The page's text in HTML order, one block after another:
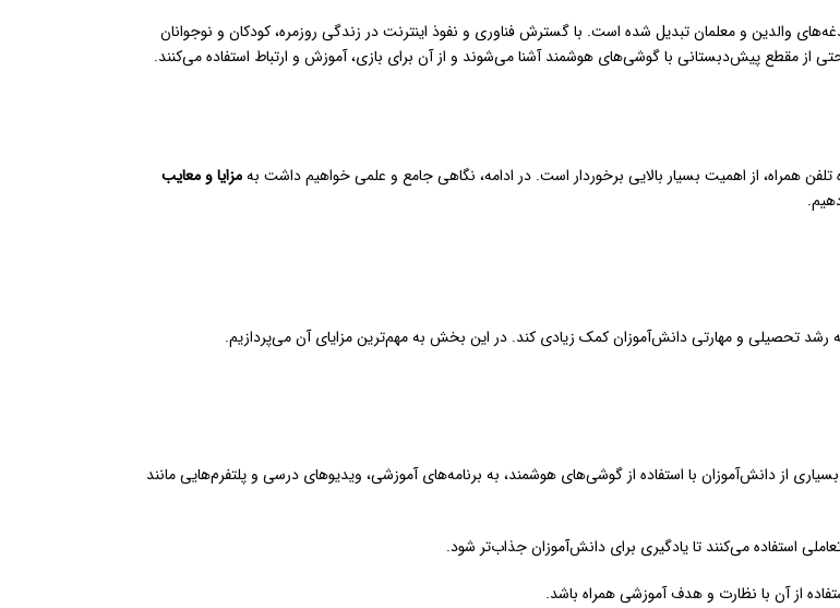
والدین و معلمان تبدیل شده است. با گسترش فناوری و نفوذ اینترنت در زندگی روزمره، کودکان و نوجوانان
از مقطع پیش‌دبستانی با گوشی‌های هوشمند آشنا می‌شوند و از آن برای بازی، آموزش و ارتباط استفاده می‌کنند.
همراه، از اهمیت بسیار بالایی برخوردار است. در ادامه، نگاهی جامع و علمی خواهیم داشت بهمزایا و معایب
رشد تحصیلی و مهارتی دانش‌آموزان کمک زیادی کند. در این بخش به مهم‌ترین مزایای آن می‌پردازیم.
از دانش‌آموزان با استفاده از گوشی‌های هوشمند، به برنامه‌های آموزشی، ویدیوهای درسی و پلتفرم‌هایی مانند
استفاده می‌کنند تا یادگیری برای دانش‌آموزان جذاب‌تر شود.
از آن با نظارت و هدف آموزشی همراه باشد.